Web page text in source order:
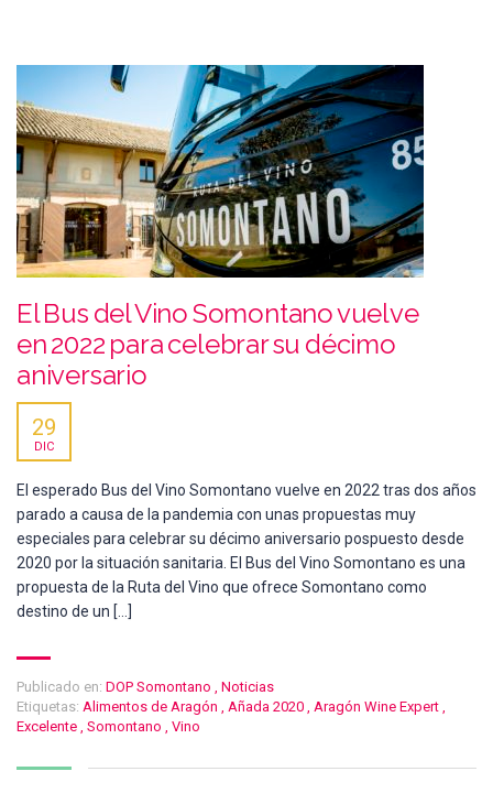
El Bus del Vino Somontano vuelve
en 2022 para celebrar su décimo
aniversario
29
DIC
El esperado Bus del Vino Somontano vuelve en 2022 tras dos años
parado a causa de la pandemia con unas propuestas muy
especiales para celebrar su décimo aniversario pospuesto desde
2020 por la situación sanitaria. El Bus del Vino Somontano es una
propuesta de la Ruta del Vino que ofrece Somontano como
destino de un […]
Publicado en: DOP Somontano , Noticias
Etiquetas: Alimentos de Aragón , Añada 2020 , Aragón Wine Expert ,
Excelente , Somontano , Vino